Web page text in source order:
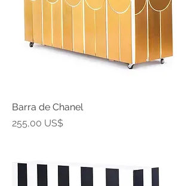
Barra de Chanel
Precio
255,00 US$